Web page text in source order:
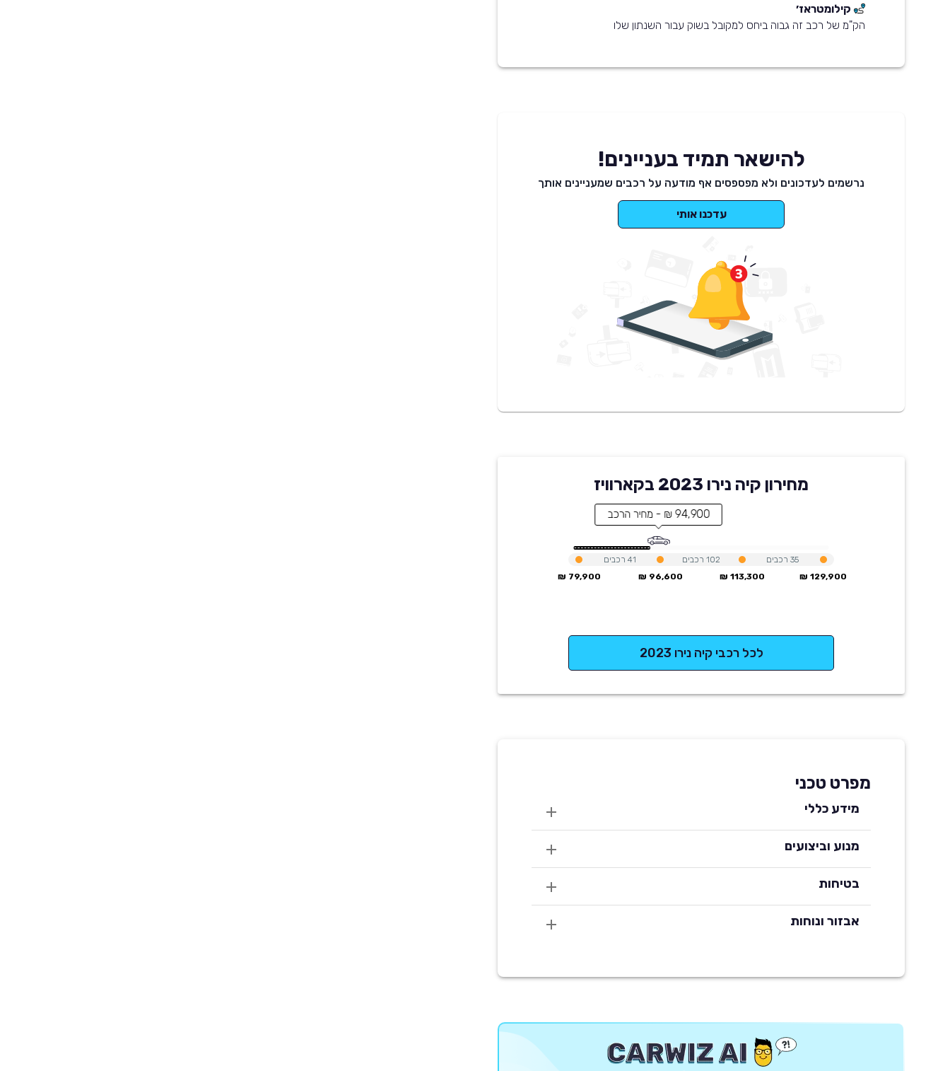
קילומטראז׳
הק"מ של רכב זה גבוה ביחס למקובל בשוק עבור השנתון שלו
להישאר תמיד בעניינים!
נרשמים לעדכונים ולא מפספסים אף מודעה על רכבים שמעניינים אותך
עדכנו אותי
מחירון קיה נירו 2023 בקארוויז
94,900 ₪ - מחיר הרכב
79,900 ₪
41 רכבים
96,600 ₪
102 רכבים
113,300 ₪
35רכבים
129,900 ₪
לכל רכבי קיה נירו 2023
מפרט טכני
מידע כללי
מנוע וביצועים
בטיחות
אבזור ונוחות